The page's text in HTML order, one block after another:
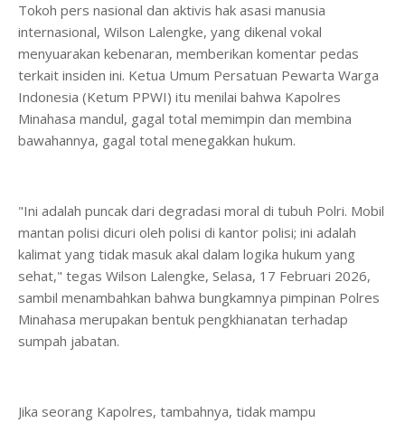
Tokoh pers nasional dan aktivis hak asasi manusia
internasional, Wilson Lalengke, yang dikenal vokal
menyuarakan kebenaran, memberikan komentar pedas
terkait insiden ini. Ketua Umum Persatuan Pewarta Warga
Indonesia (Ketum PPWI) itu menilai bahwa Kapolres
Minahasa mandul, gagal total memimpin dan membina
bawahannya, gagal total menegakkan hukum.
"Ini adalah puncak dari degradasi moral di tubuh Polri. Mobil
mantan polisi dicuri oleh polisi di kantor polisi; ini adalah
kalimat yang tidak masuk akal dalam logika hukum yang
sehat," tegas Wilson Lalengke, Selasa, 17 Februari 2026,
sambil menambahkan bahwa bungkamnya pimpinan Polres
Minahasa merupakan bentuk pengkhianatan terhadap
sumpah jabatan.
Jika seorang Kapolres, tambahnya, tidak mampu